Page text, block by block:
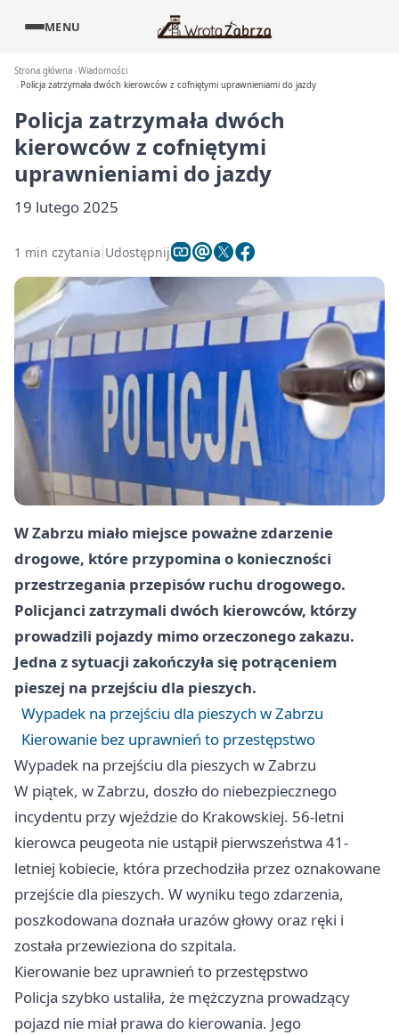
MENU
Strona główna Wiadomości
Policja zatrzymała dwóch kierowców z cofniętymi uprawnieniami do jazdy
Policja zatrzymała dwóch
kierowców z cofniętymi
uprawnieniami do jazdy
19 lutego 2025
1 min czytania Udostępnij
W Zabrzu miało miejsce poważne zdarzenie
drogowe, które przypomina o konieczności
przestrzegania przepisów ruchu drogowego.
Policjanci zatrzymali dwóch kierowców, którzy
prowadzili pojazdy mimo orzeczonego zakazu.
Jedna z sytuacji zakończyła się potrąceniem
pieszej na przejściu dla pieszych.
Wypadek na przejściu dla pieszych w Zabrzu
Kierowanie bez uprawnień to przestępstwo
Wypadek na przejściu dla pieszych w Zabrzu
W piątek, w Zabrzu, doszło do niebezpiecznego
incydentu przy wjeździe do Krakowskiej. 56-letni
kierowca peugeota nie ustąpił pierwszeństwa 41-
letniej kobiecie, która przechodziła przez oznakowane
przejście dla pieszych. W wyniku tego zdarzenia,
poszkodowana doznała urazów głowy oraz ręki i
została przewieziona do szpitala.
Kierowanie bez uprawnień to przestępstwo
Policja szybko ustaliła, że mężczyzna prowadzący
pojazd nie miał prawa do kierowania. Jego